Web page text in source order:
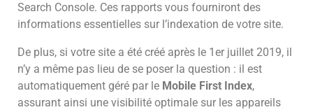
Search Console. Ces rapports vous fourniront des
informations essentielles sur l’indexation de votre site.
De plus, si votre site a été créé après le 1er juillet 2019, il
n’y a même pas lieu de se poser la question : il est
automatiquement géré par le Mobile First Index,
assurant ainsi une visibilité optimale sur les appareils